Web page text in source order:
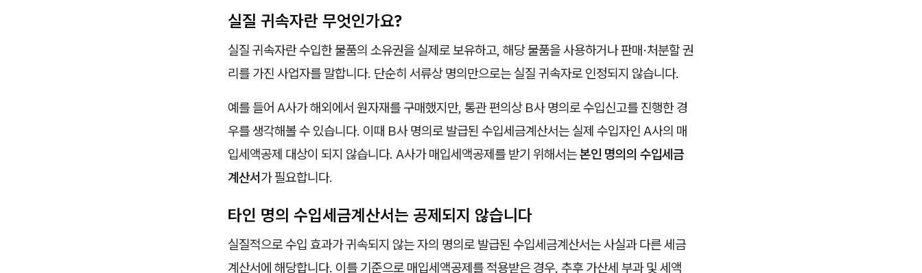
실질 귀속자란 무엇인가요?
실질 귀속자란 수입한 물품의 소유권을 실제로 보유하고, 해당 물품을 사용하거나 판매·처분할 권
리를 가진 사업자를 말합니다. 단순히 서류상 명의만으로는 실질 귀속자로 인정되지 않습니다.
예를 들어 A사가 해외에서 원자재를 구매했지만, 통관 편의상 B사 명의로 수입신고를 진행한 경
우를 생각해볼 수 있습니다. 이때 B사 명의로 발급된 수입세금계산서는 실제 수입자인 A사의 매
입세액공제 대상이 되지 않습니다. A사가 매입세액공제를 받기 위해서는본인 명의의 수입세금
계산서가 필요합니다.
타인 명의 수입세금계산서는 공제되지 않습니다
실질적으로 수입 효과가 귀속되지 않는 자의 명의로 발급된 수입세금계산서는 사실과 다른 세금
계산서에 해당합니다. 이를 기준으로 매입세액공제를 적용받은 경우, 추후 가산세 부과 및 세액